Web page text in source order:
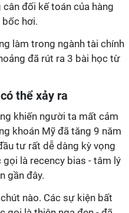
đối kế toán của hàng
hơi.
làm trong ngành tài chính
đã rút ra 3 bài học từ
thể xảy ra
khiến người ta mất cảm
khoán Mỹ đã tăng 9 năm
tư rất dễ dàng kỳ vọng
là recency bias - tâm lý
gần đây.
nào. Các sự kiện bất